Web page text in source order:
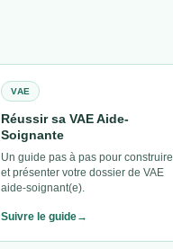
VAE
Réussir sa VAE Aide-
Soignante
Un guide pas à pas pour construire
et présenter votre dossier de VAE
aide-soignant(e).
Suivre le guide